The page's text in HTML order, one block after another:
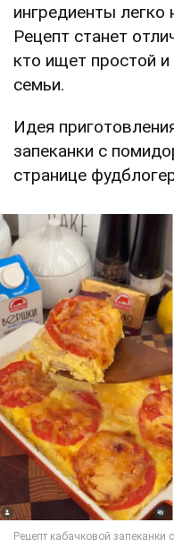
ингредиенты
Рецепт станет
кто ищет простой
семьи.
Идея
запеканки с
странице